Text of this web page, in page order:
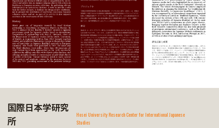
国際日本学研究
所
Hosei University Research Center for International Japanese
Studies